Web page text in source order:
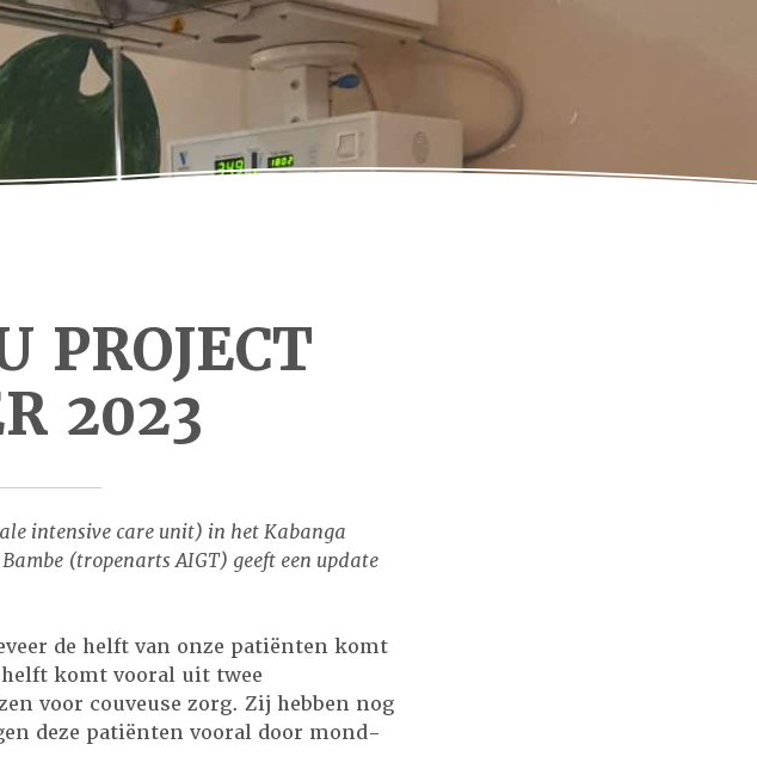
PROJECT
2023
intensive care unit) in het Kabanga
(tropenarts AIGT) geeft een update
de helft van onze patiënten komt
komt vooral uit twee
voor couveuse zorg. Zij hebben nog
deze patiënten vooral door mond-